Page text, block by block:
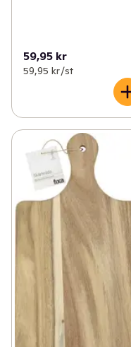
59,95 kr
59,95 kr /st